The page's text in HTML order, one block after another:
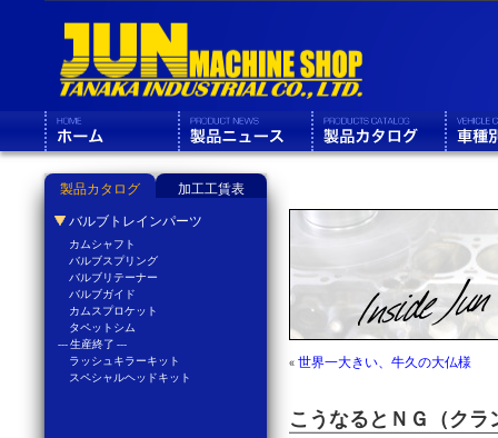
« 世界一大きい、牛久の大仏様
こうなるとＮＧ（クラ
製品カタログ 加工工賃表
バルブトレインパーツ
カムシャフト
バルブスプリング
バルブリテーナー
バルブガイド
カムスプロケット
タペットシム
--- 生産終了 ---
ラッシュキラーキット
スペシャルヘッドキット